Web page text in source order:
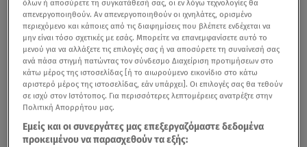
όλων ή αποσύρετε τη συγκατάθεσή σας, οι εν λόγω τεχνολογίες θα
απενεργοποιηθούν. Αν απενεργοποιηθούν οι ιχνηλάτες, ορισμένο
περιεχόμενο και κάποιες από τις διαφημίσεις που βλέπετε ενδέχεται να
μην είναι τόσο σχετικές με εσάς. Μπορείτε να επανεμφανίσετε αυτό το
μενού για να αλλάξετε τις επιλογές σας ή να αποσύρετε τη συναίνεσή σας
ανά πάσα στιγμή πατώντας τον σύνδεσμο Διαχείριση προτιμήσεων στο
κάτω μέρος της ιστοσελίδας [ή το αιωρούμενο εικονίδιο στο κάτω
αριστερό μέρος της ιστοσελίδας, εάν υπάρχει]. Οι επιλογές σας θα τεθούν
σε ισχύ στον Ιστότοπος. Για περισσότερες λεπτομέρειες ανατρέξτε στην
Πολιτική Απορρήτου μας.
Εμείς και οι συνεργάτες μας επεξεργαζόμαστε δεδομένα
προκειμένου να παρασχεθούν τα εξής: